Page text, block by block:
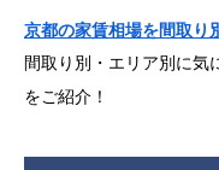
京都の家賃相場を間取り
間取り別・エリア別に気
をご紹介！